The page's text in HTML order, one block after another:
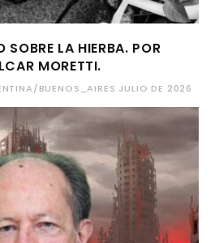
SOBRE LA HIERBA. POR
MORETTI.
BUENOS_AIRES JULIO DE 2026